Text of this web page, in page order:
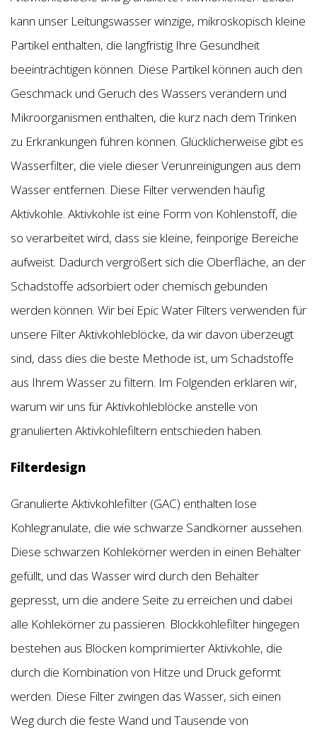
kann unser Leitungswasser winzige, mikroskopisch kleine
Partikel enthalten, die langfristig Ihre Gesundheit
beeinträchtigen können. Diese Partikel können auch den
Geschmack und Geruch des Wassers verändern und
Mikroorganismen enthalten, die kurz nach dem Trinken
zu Erkrankungen führen können. Glücklicherweise gibt es
Wasserfilter, die viele dieser Verunreinigungen aus dem
Wasser entfernen. Diese Filter verwenden häufig
Aktivkohle. Aktivkohle ist eine Form von Kohlenstoff, die
so verarbeitet wird, dass sie kleine, feinporige Bereiche
aufweist. Dadurch vergrößert sich die Oberfläche, an der
Schadstoffe adsorbiert oder chemisch gebunden
werden können. Wir bei Epic Water Filters verwenden für
unsere Filter Aktivkohleblöcke, da wir davon überzeugt
sind, dass dies die beste Methode ist, um Schadstoffe
aus Ihrem Wasser zu filtern. Im Folgenden erklären wir,
warum wir uns für Aktivkohleblöcke anstelle von
granulierten Aktivkohlefiltern entschieden haben.
Filterdesign
Granulierte Aktivkohlefilter (GAC) enthalten lose
Kohlegranulate, die wie schwarze Sandkörner aussehen.
Diese schwarzen Kohlekörner werden in einen Behälter
gefüllt, und das Wasser wird durch den Behälter
gepresst, um die andere Seite zu erreichen und dabei
alle Kohlekörner zu passieren. Blockkohlefilter hingegen
bestehen aus Blöcken komprimierter Aktivkohle, die
durch die Kombination von Hitze und Druck geformt
werden. Diese Filter zwingen das Wasser, sich einen
Weg durch die feste Wand und Tausende von